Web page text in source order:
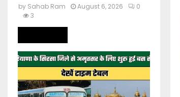
by Sahab Ram August 6, 2026
0
3